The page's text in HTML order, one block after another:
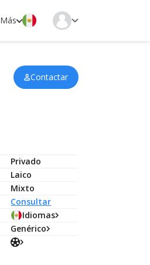
Más
Contactar
Privado
Laico
Mixto
Consultar
Idiomas
Genérico